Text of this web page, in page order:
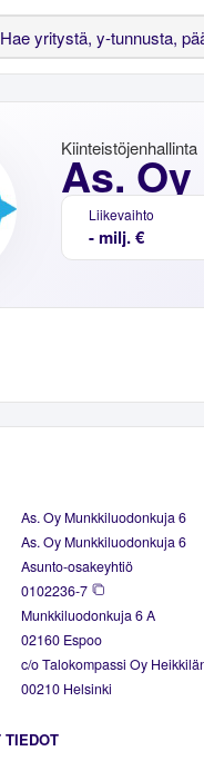
As.
Kiinteistöjenhallinta
Liikevaihto
- milj. €
As. Oy Munkkiluodonkuja 6
As. Oy Munkkiluodonkuja 6
Asunto-osakeyhtiö
0102236-7
Munkkiluodonkuja 6 A
02160 Espoo
c/o Talokompassi Oy
00210 Helsinki
TIEDOT